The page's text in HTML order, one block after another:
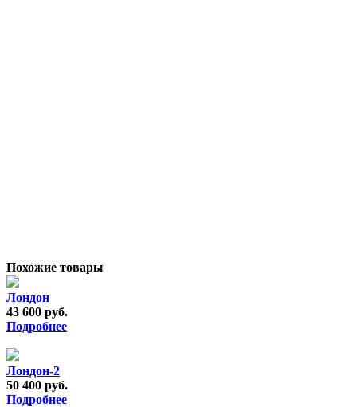
Похожие товары
Лондон
43 600 руб.
Подробнее
Лондон-2
50 400 руб.
Подробнее